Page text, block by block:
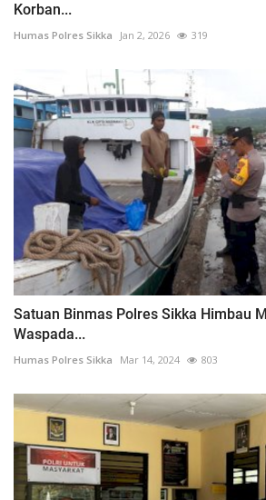
Korban...
Humas Polres Sikka Jan 2, 2026 319
Satuan Binmas Polres Sikka Himbau
Waspada...
Humas Polres Sikka Mar 14, 2024 803